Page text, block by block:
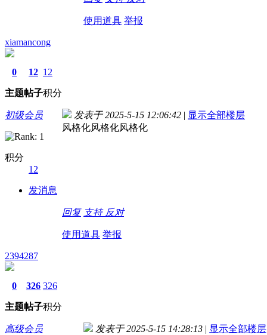
使用道具 举报
xiamancong
0
主题
12
帖子
12
积分
初级会员
积分
12
发消息
发表于 2025-5-15 12:06:42 | 显示全部楼层
风格化风格化风格化
回复 支持 反对
使用道具 举报
2394287
0
主题
326
帖子
326
积分
高级会员 发表于 2025-5-15 14:28:13 | 显示全部楼层